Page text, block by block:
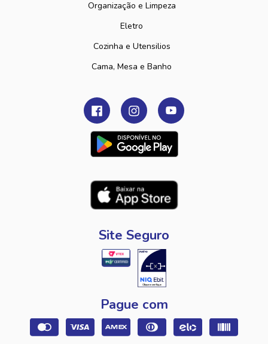
Organização e Limpeza
Eletro
Cozinha e Utensilios
Cama, Mesa e Banho
Site Seguro
Pague com